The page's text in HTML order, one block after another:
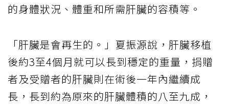
的身體狀況、體重和所需肝臟的容積等。
「肝臟是會再生的。」夏振源說，肝臟移植
後約3至4個月就可以長到穩定的重量，捐贈
者及受贈者的肝臟則在術後一年內繼續成
長，長到約為原來的肝臟體積的八至九成，